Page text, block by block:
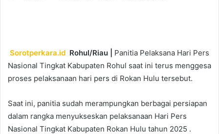
Sorotperkara.id Rohul/Riau |
Panitia Pelaksana Hari Pers
Nasional Tingkat Kabupaten Rohul saat ini terus menggesa
proses pelaksanaan hari pers di Rokan Hulu tersebut.
Saat ini, panitia sudah merampungkan berbagai persiapan
dalam rangka menyukseskan pelaksanaan Hari Pers
Nasional Tingkat Kabupaten Rokan Hulu tahun 2025 .